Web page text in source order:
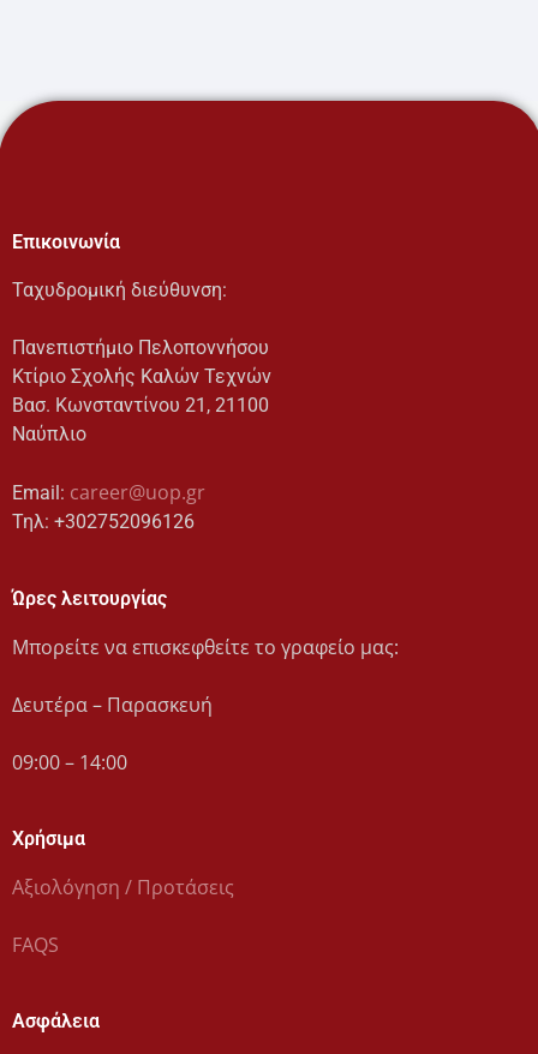
Επικοινωνία
Ταχυδρομική διεύθυνση:
Πανεπιστήμιο Πελοποννήσου
Κτίριο Σχολής Καλών Τεχνών
Bασ. Κωνσταντίνου 21, 21100
Ναύπλιο
Email: career@uop.gr
Τηλ: +302752096126
Ώρες λειτουργίας
Μπορείτε να επισκεφθείτε το γραφείο μας:
Δευτέρα – Παρασκευή
09:00 – 14:00
Χρήσιμα
Αξιολόγηση / Προτάσεις
FAQS
Ασφάλεια